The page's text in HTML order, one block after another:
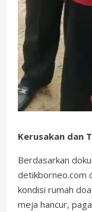
Kerusakan dan
Berdasarkan
detikborneo.com
kondisi rumah
meja hancur,